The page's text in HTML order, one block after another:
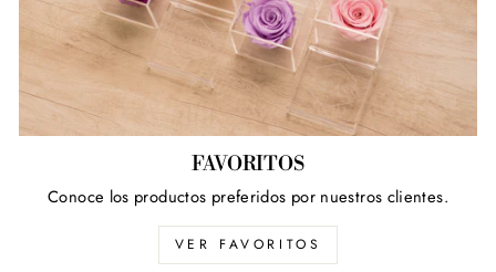
FAVORITOS
Conoce los productos preferidos por nuestros clientes.
VER FAVORITOS